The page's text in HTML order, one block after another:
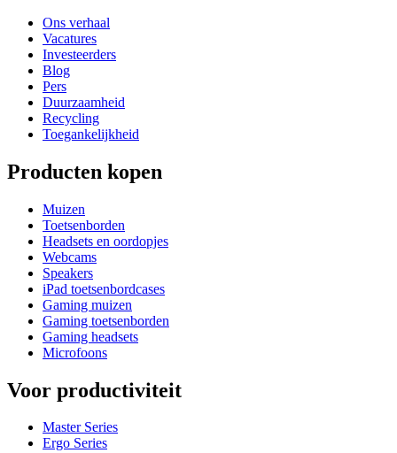
Ons verhaal
Vacatures
Investeerders
Blog
Pers
Duurzaamheid
Recycling
Toegankelijkheid
Producten kopen
Muizen
Toetsenborden
Headsets en oordopjes
Webcams
Speakers
iPad toetsenbordcases
Gaming muizen
Gaming toetsenborden
Gaming headsets
Microfoons
Voor productiviteit
Master Series
Ergo Series